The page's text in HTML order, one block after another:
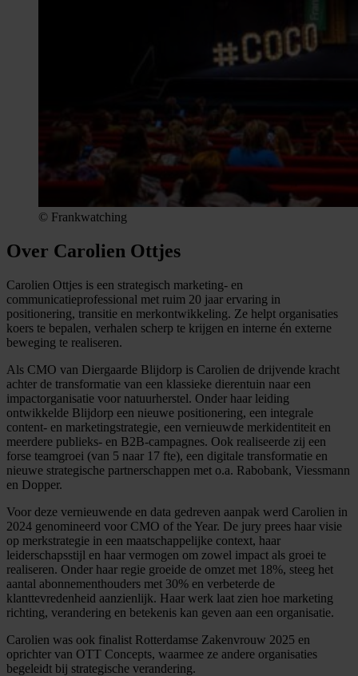
© Frankwatching
Over Carolien Ottjes
Carolien Ottjes is een strategisch marketing- en
communicatieprofessional met ruim 20 jaar ervaring in
positionering, transitie en merkontwikkeling. Ze helpt organisaties
koers te bepalen, verhalen scherp te krijgen en interne én externe
beweging te realiseren.
Als CMO van Diergaarde Blijdorp is Carolien de drijvende kracht
achter de transformatie van een klassieke dierentuin naar een
impactorganisatie voor natuurherstel. Onder haar leiding
ontwikkelde Blijdorp een nieuwe positionering, een integrale
content- en marketingstrategie, een vernieuwde merkidentiteit en
meerdere publieks- en B2B-campagnes. Ook realiseerde zij een
forse teamgroei (van 5 naar 17 fte), een digitale transformatie en
nieuwe strategische partnerschappen met o.a. Rabobank, Viessmann
en Dopper.
Voor deze vernieuwende en data gedreven aanpak werd Carolien in
2024 genomineerd voor CMO of the Year. De jury prees haar visie
op merkstrategie in een maatschappelijke context, haar
leiderschapsstijl en haar vermogen om zowel impact als groei te
realiseren. Onder haar regie groeide de omzet met 18%, steeg het
aantal abonnementhouders met 30% en verbeterde de
klanttevredenheid aanzienlijk. Haar werk laat zien hoe marketing
richting, verandering en betekenis kan geven aan een organisatie.
Carolien was ook finalist Rotterdamse Zakenvrouw 2025 en
oprichter van OTT Concepts, waarmee ze andere organisaties
begeleidt bij strategische verandering.